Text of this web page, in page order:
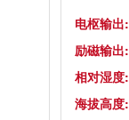
电枢输出:
励磁输出:
相对湿度:
海拔高度: